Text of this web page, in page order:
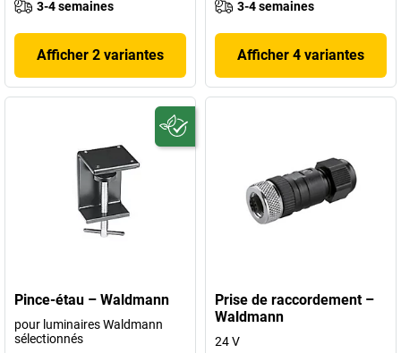
3-4 semaines
Afficher 2 variantes
3-4 semaines
Afficher 4 variantes
Pince-étau – Waldmann
pour luminaires Waldmann
sélectionnés
Prise de raccordement –
Waldmann
24 V